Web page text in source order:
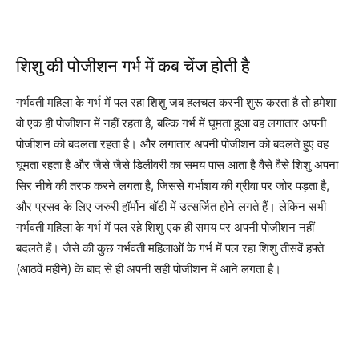
शिशु की पोजीशन गर्भ में कब चेंज होती है
गर्भवती महिला के गर्भ में पल रहा शिशु जब हलचल करनी शुरू करता है तो हमेशा
वो एक ही पोजीशन में नहीं रहता है, बल्कि गर्भ में घूमता हुआ वह लगातार अपनी
पोजीशन को बदलता रहता है। और लगातार अपनी पोजीशन को बदलते हुए वह
घूमता रहता है और जैसे जैसे डिलीवरी का समय पास आता है वैसे वैसे शिशु अपना
सिर नीचे की तरफ करने लगता है, जिससे गर्भाशय की ग्रीवा पर जोर पड़ता है,
और प्रसव के लिए जरुरी हॉर्मोन बॉडी में उत्सर्जित होने लगते हैं। लेकिन सभी
गर्भवती महिला के गर्भ में पल रहे शिशु एक ही समय पर अपनी पोजीशन नहीं
बदलते हैं। जैसे की कुछ गर्भवती महिलाओं के गर्भ में पल रहा शिशु तीसवें हफ्ते
(आठवें महीने) के बाद से ही अपनी सही पोजीशन में आने लगता है।